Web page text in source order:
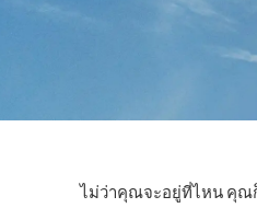
ไม่ว่าคุณจะอยู่ที่ไหน คุณก็